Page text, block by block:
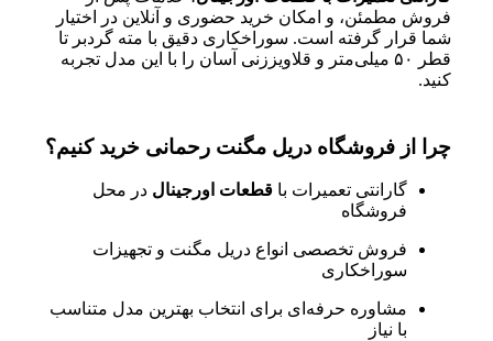
فروش مطمئن، و امکان خرید حضوری و آنلاین در اختیار
شما قرار گرفته است. سوراخکاری دقیق با مته گردبر تا
قطر ۵۰ میلی‌متر و قلاویززنی آسان را با این مدل تجربه
کنید.
چرا از فروشگاه دریل مگنت رحمانی خرید کنیم؟
گارانتی تعمیرات با قطعات اورجینال در محل
فروشگاه
فروش تخصصی انواع دریل مگنت و تجهیزات
سوراخکاری
مشاوره حرفه‌ای برای انتخاب بهترین مدل متناسب
با نیاز